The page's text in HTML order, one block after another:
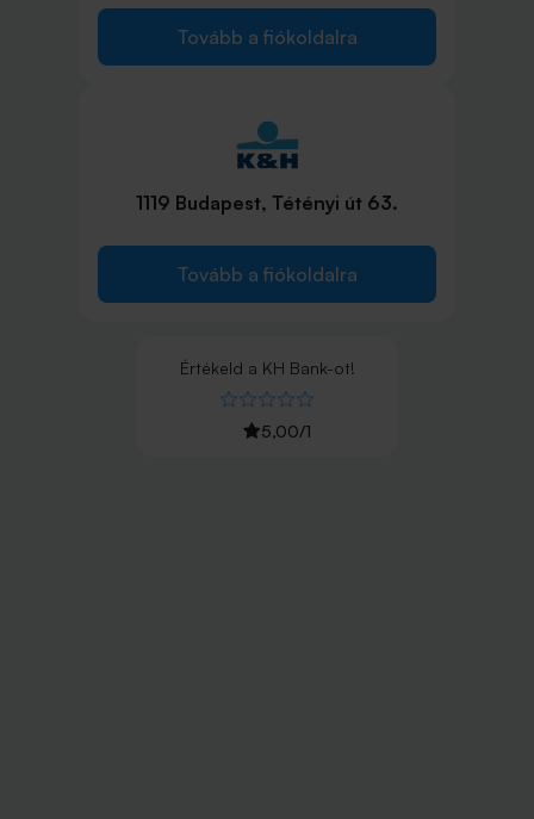
Tovább a fiókoldalra
1119 Budapest, Tétényi út 63.
Tovább a fiókoldalra
Értékeld a KH Bank-ot!
5,00/1